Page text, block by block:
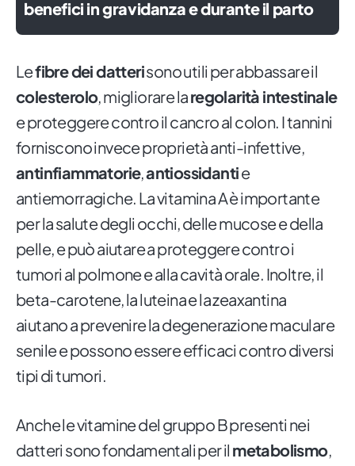
benefici in gravidanza e durante il parto
Lefibre dei datterisono utili per abbassare il
colesterolo, migliorare laregolarità intestinale
e proteggere contro il cancro al colon. I tannini
forniscono invece proprietà anti-infettive,
antinfiammatorie,antiossidantie
antiemorragiche. La vitamina A è importante
per la salute degli occhi, delle mucose e della
pelle, e può aiutare a proteggere contro i
tumori al polmone e alla cavità orale. Inoltre, il
beta-carotene, la luteina e la zeaxantina
aiutano a prevenire la degenerazione maculare
senile e possono essere efficaci contro diversi
tipi di tumori.
Anche le vitamine del gruppo B presenti nei
datteri sono fondamentali per il metabolismo,